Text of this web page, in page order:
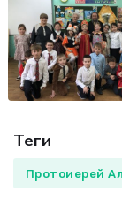
Теги
Протоиерей